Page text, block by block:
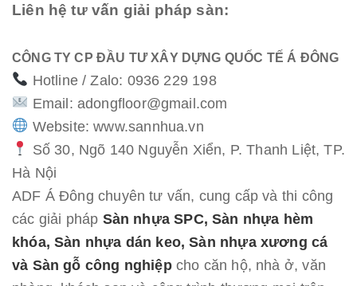
Liên hệ tư vấn giải pháp sàn:
CÔNG TY CP ĐẦU TƯ XÂY DỰNG QUỐC TẾ Á ĐÔNG
Hotline / Zalo: 0936 229 198
Email: adongfloor@gmail.com
Website:www.sannhua.vn
Số 30, Ngõ 140 Nguyễn Xiển, P. Thanh Liệt, TP.
Hà Nội
ADF Á Đông chuyên tư vấn, cung cấp và thi công
các giải pháp Sàn nhựa SPC, Sàn nhựa hèm
khóa, Sàn nhựa dán keo, Sàn nhựa xương cá
và Sàn gỗ công nghiệpcho căn hộ, nhà ở, văn